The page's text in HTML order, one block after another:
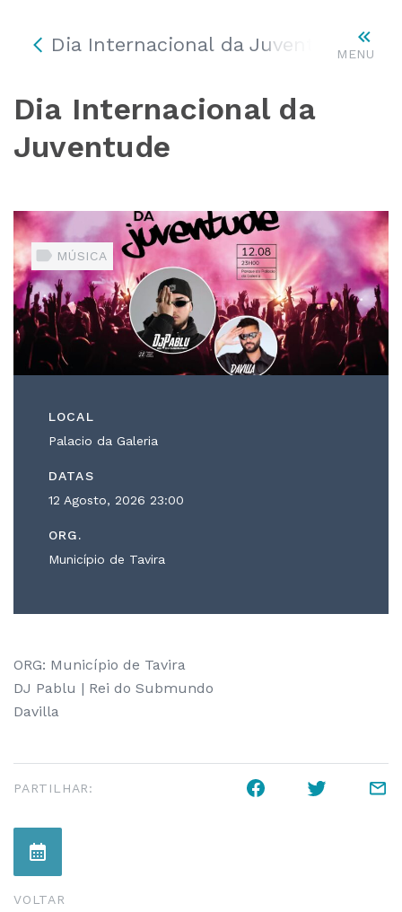
MENU
Dia Internacional da Juventude
Dia Internacional da
Juventude
MÚSICA
LOCAL
Palacio da Galeria
DATAS
12 Agosto, 2026 23:00
ORG.
Município de Tavira
ORG: Município de Tavira
DJ Pablu | Rei do Submundo
Davilla
PARTILHAR:
VOLTAR